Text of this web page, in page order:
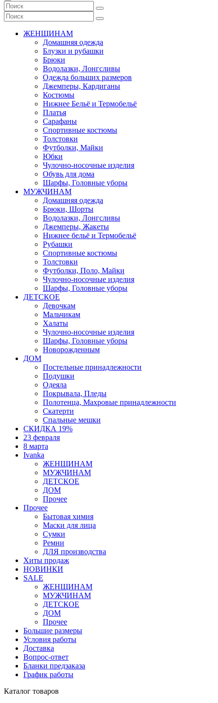
ЖЕНЩИНАМ
Домашняя одежда
Блузки и рубашки
Брюки
Водолазки, Лонгсливы
Одежда больших размеров
Джемперы, Кардиганы
Костюмы
Нижнее Бельё и Термобельё
Платья
Сарафаны
Спортивные костюмы
Толстовки
Футболки, Майки
Юбки
Чулочно-носочные изделия
Обувь для дома
Шарфы, Головные уборы
МУЖЧИНАМ
Домашняя одежда
Брюки, Шорты
Водолазки, Лонгсливы
Джемперы, Жакеты
Нижнее бельё и Термобельё
Рубашки
Спортивные костюмы
Толстовки
Футболки, Поло, Майки
Чулочно-носочные изделия
Шарфы, Головные уборы
ДЕТСКОЕ
Девочкам
Мальчикам
Халаты
Чулочно-носочные изделия
Шарфы, Головные уборы
Новорожденным
ДОМ
Постельные принадлежности
Подушки
Одеяла
Покрывала, Пледы
Полотенца, Махровые принадлежности
Скатерти
Спальные мешки
СКИДКА 19%
23 февраля
8 марта
Ivanka
ЖЕНЩИНАМ
МУЖЧИНАМ
ДЕТСКОЕ
ДОМ
Прочее
Прочее
Бытовая химия
Маски для лица
Сумки
Ремни
ДЛЯ производства
Хиты продаж
НОВИНКИ
SALE
ЖЕНЩИНАМ
МУЖЧИНАМ
ДЕТСКОЕ
ДОМ
Прочее
Большие размеры
Условия работы
Доставка
Вопрос-ответ
Бланки предзаказа
График работы
Каталог товаров